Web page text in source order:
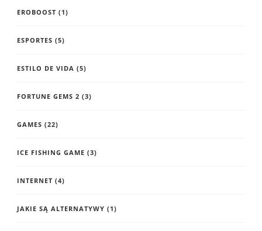
EROBOOST (1)
ESPORTES (5)
ESTILO DE VIDA (5)
FORTUNE GEMS 2 (3)
GAMES (22)
ICE FISHING GAME (3)
INTERNET (4)
JAKIE SĄ ALTERNATYWY (1)